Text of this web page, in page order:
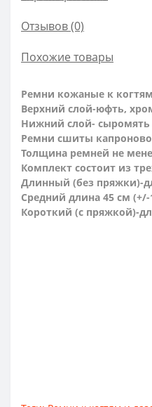
Отзывов (0)
Похожие товары
Ремни кожаные к
Верхний слой-юфть,
Нижний слой- сыромять
Ремни сшиты
Толщина ремней не
Комплект состоит из
Длинный (без пряжки)-
Средний длина 45 см (+/-
Короткий (с пряжкой)-